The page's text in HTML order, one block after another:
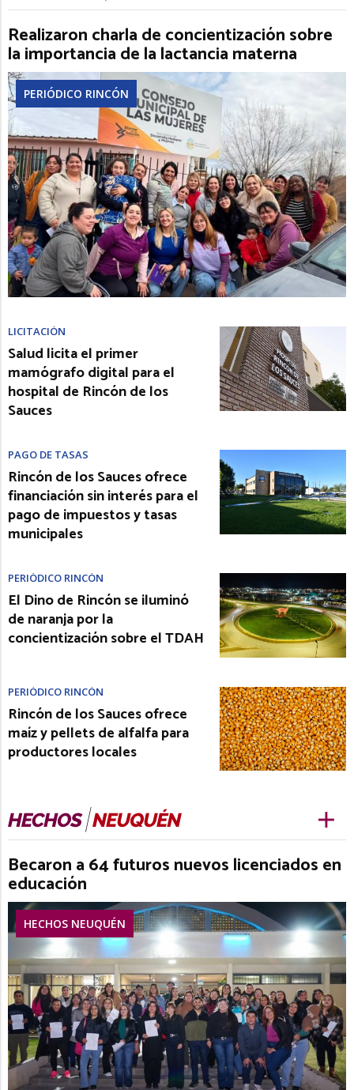
Realizaron charla de concientización sobre
la importancia de la lactancia materna
PERIÓDICO RINCÓN
LICITACIÓN
Salud licita el primer
mamógrafo digital para el
hospital de Rincón de los
Sauces
PAGO DE TASAS
Rincón de los Sauces ofrece
financiación sin interés para el
pago de impuestos y tasas
municipales
PERIÓDICO RINCÓN
El Dino de Rincón se iluminó
de naranja por la
concientización sobre el TDAH
PERIÓDICO RINCÓN
Rincón de los Sauces ofrece
maíz y pellets de alfalfa para
productores locales
Becaron a 64 futuros nuevos licenciados en
educación
HECHOS NEUQUÉN